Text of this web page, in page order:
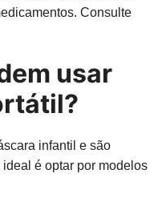
Consulte
usar
infantil e são
é optar por modelos